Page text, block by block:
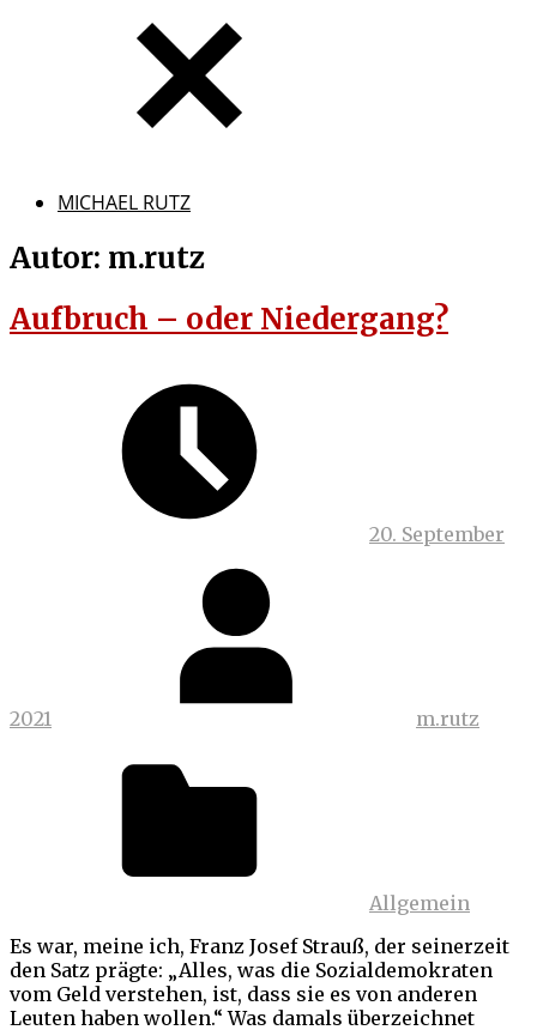
MICHAEL RUTZ
Autor: m.rutz
Aufbruch – oder Niedergang?
20. September
2021 m.rutz
Allgemein
Es war, meine ich, Franz Josef Strauß, der seinerzeit
den Satz prägte: „Alles, was die Sozialdemokraten
vom Geld verstehen, ist, dass sie es von anderen
Leuten haben wollen.“ Was damals überzeichnet